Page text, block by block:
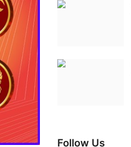
Follow Us